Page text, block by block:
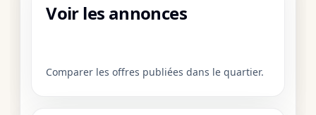
Voir les annonces
Comparer les offres publiées dans le quartier.